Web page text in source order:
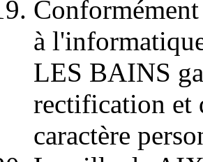
à
LES BAINS
rectification et
caractère